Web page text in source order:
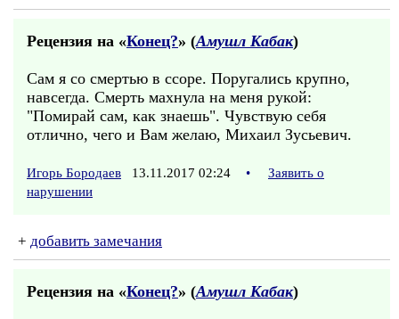
Рецензия на «Конец?» (Амушл Кабак)
Сам я со смертью в ссоре. Поругались крупно,
навсегда. Смерть махнула на меня рукой:
"Помирай сам, как знаешь". Чувствую себя
отлично, чего и Вам желаю, Михаил Зусьевич.
Игорь Бородаев 13.11.2017 02:24 •
Заявить о
нарушении
+ добавить замечания
Рецензия на «Конец?» (Амушл Кабак)